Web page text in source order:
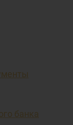
банка